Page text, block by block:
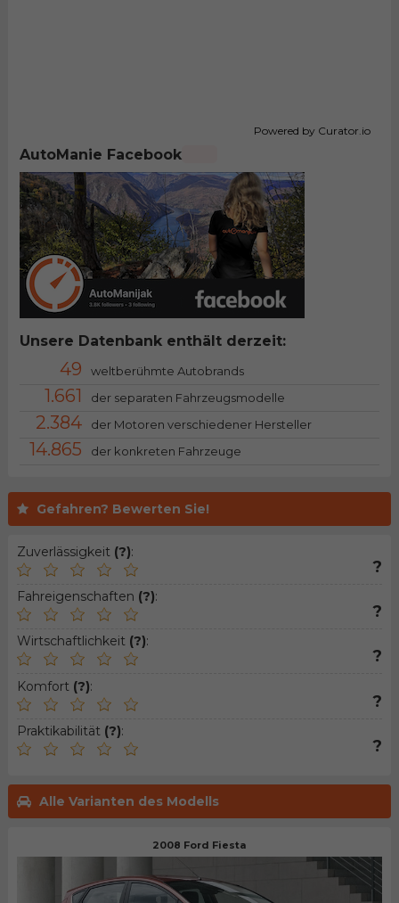
Gefahren? Bewerten Sie!
Zuverlässigkeit (?):
?
Fahreigenschaften (?):
?
Wirtschaftlichkeit (?):
?
Komfort (?):
?
Praktikabilität (?):
?
Alle Varianten des Modells
2008 Ford Fiesta
Powered by Curator.io
AutoManie Facebook
Unsere Datenbank enthält derzeit:
49 weltberühmte Autobrands
1.661 der separaten Fahrzeugsmodelle
2.384 der Motoren verschiedener Hersteller
14.865 der konkreten Fahrzeuge